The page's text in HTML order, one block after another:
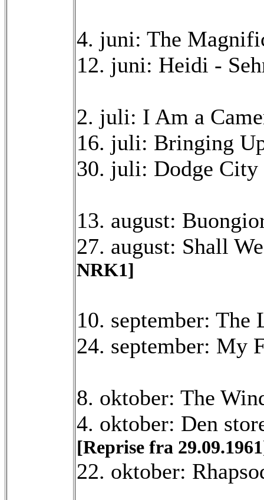
4. juni: The
12. juni: Heidi -
2. juli: I Am a
16. juli: Bringing
30. juli: Dodge City
13. august:
27. august: Shall
NRK1]
10. september:
24. september: My
8. oktober: The
4. oktober: Den
[Reprise fra
22. oktober: